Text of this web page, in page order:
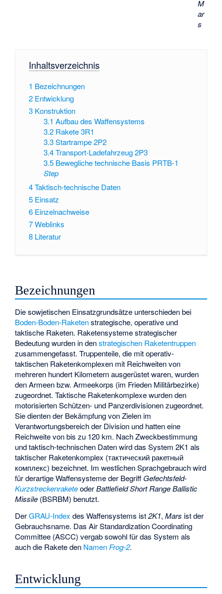
M
ar
s
Inhaltsverzeichnis
1 Bezeichnungen
2 Entwicklung
3 Konstruktion
3.1 Aufbau des Waffensystems
3.2 Rakete 3R1
3.3 Startrampe 2P2
3.4 Transport-Ladefahrzeug 2P3
3.5 Bewegliche technische Basis PRTB-1
Step
4Taktisch-technische Daten
5 Einsatz
6 Einzelnachweise
7Weblinks
8 Literatur
Bezeichnungen
Die sowjetischen Einsatzgrundsätze unterschieden bei
Boden-Boden-Raketenstrategische, operative und
taktische Raketen. Raketensysteme strategischer
Bedeutung wurden in denstrategischen Raketentruppen
zusammengefasst. Truppenteile, die mit operativ-
taktischen Raketenkomplexen mit Reichweiten von
mehreren hundert Kilometern ausgerüstet waren, wurden
den Armeen bzw. Armeekorps (im Frieden Militärbezirke)
zugeordnet. Taktische Raketenkomplexe wurden den
motorisierten Schützen- und Panzerdivisionen zugeordnet.
Sie dienten der Bekämpfung von Zielen im
Verantwortungsbereich der Division und hatten eine
Reichweite von bis zu 120 km. Nach Zweckbestimmung
und taktisch-technischen Daten wird das System 2K1 als
taktischer Raketenkomplex (тактический ракетный
комплекс) bezeichnet. Im westlichen Sprachgebrauch wird
für derartige Waffensysteme der Begriff Gefechtsfeld-
KurzstreckenraketeoderBattlefield Short Range Ballistic
Missile (BSRBM) benutzt.
DerGRAU-Index des Waffensystems ist2K1,Mars ist der
Gebrauchsname. Das Air Standardization Coordinating
Committee (ASCC) vergab sowohl für das System als
auch die Rakete den Namen Frog-2.
Entwicklung